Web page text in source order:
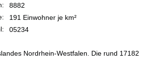
8882
191 Einwohner je km²
05234
Nordrhein-Westfalen. Die rund 17182